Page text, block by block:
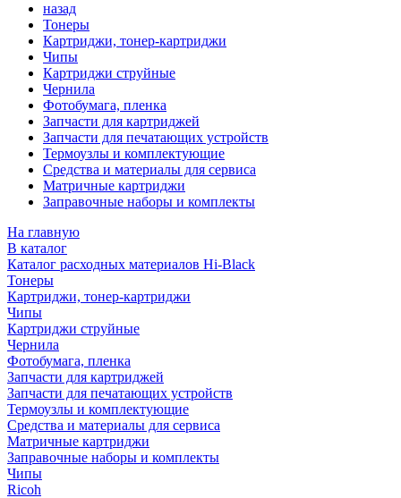
назад
Тонеры
Картриджи, тонер-картриджи
Чипы
Картриджи струйные
Чернила
Фотобумага, пленка
Запчасти для картриджей
Запчасти для печатающих устройств
Термоузлы и комплектующие
Средства и материалы для сервиса
Матричные картриджи
Заправочные наборы и комплекты
На главную
В каталог
Каталог расходных материалов Hi-Black
Тонеры
Картриджи, тонер-картриджи
Чипы
Картриджи струйные
Чернила
Фотобумага, пленка
Запчасти для картриджей
Запчасти для печатающих устройств
Термоузлы и комплектующие
Средства и материалы для сервиса
Матричные картриджи
Заправочные наборы и комплекты
Чипы
Ricoh